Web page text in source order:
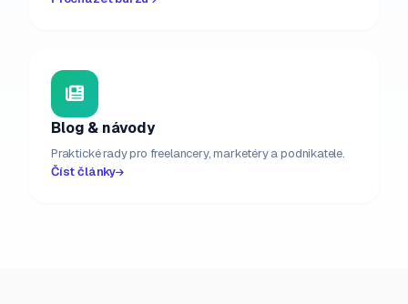
Blog & návody
Praktické rady pro freelancery, marketéry a podnikatele.
Číst články